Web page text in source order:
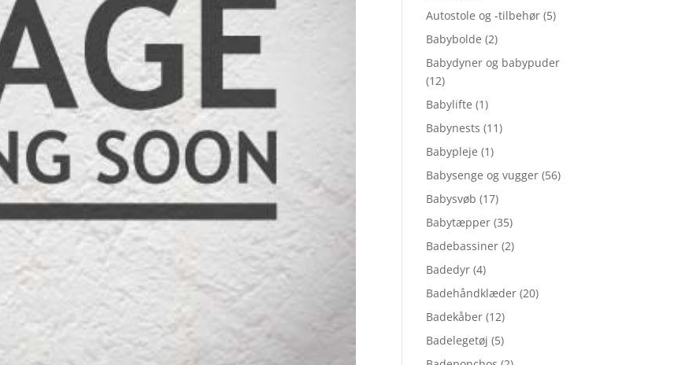
Autostole og -tilbehør (5)
Babybolde (2)
Babydyner og babypuder
(12)
Babylifte (1)
Babynests (11)
Babypleje (1)
Babysenge og vugger (56)
Babysvøb (17)
Babytæpper (35)
Badebassiner (2)
Badedyr (4)
Badehåndklæder (20)
Badekåber (12)
Badelegetøj (5)